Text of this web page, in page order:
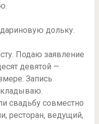
дольку.
Подаю заявление
девятой —
Запись
свадьбу совместно
ресторан, ведущий,